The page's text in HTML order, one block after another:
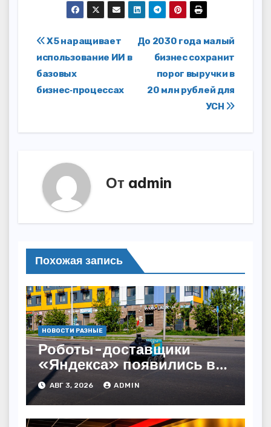
Навигация
по
записям
До 2030 года малый
бизнес сохранит
порог выручки в
20 млн рублей для
УСН
Х5 наращивает
использование ИИ в
базовых
бизнес‑процессах
От admin
Похожая запись
НОВОСТИ РАЗНЫЕ
Роботы-доставщики
«Яндекса» появились в
Казахстане
АВГ 3, 2026 ADMIN